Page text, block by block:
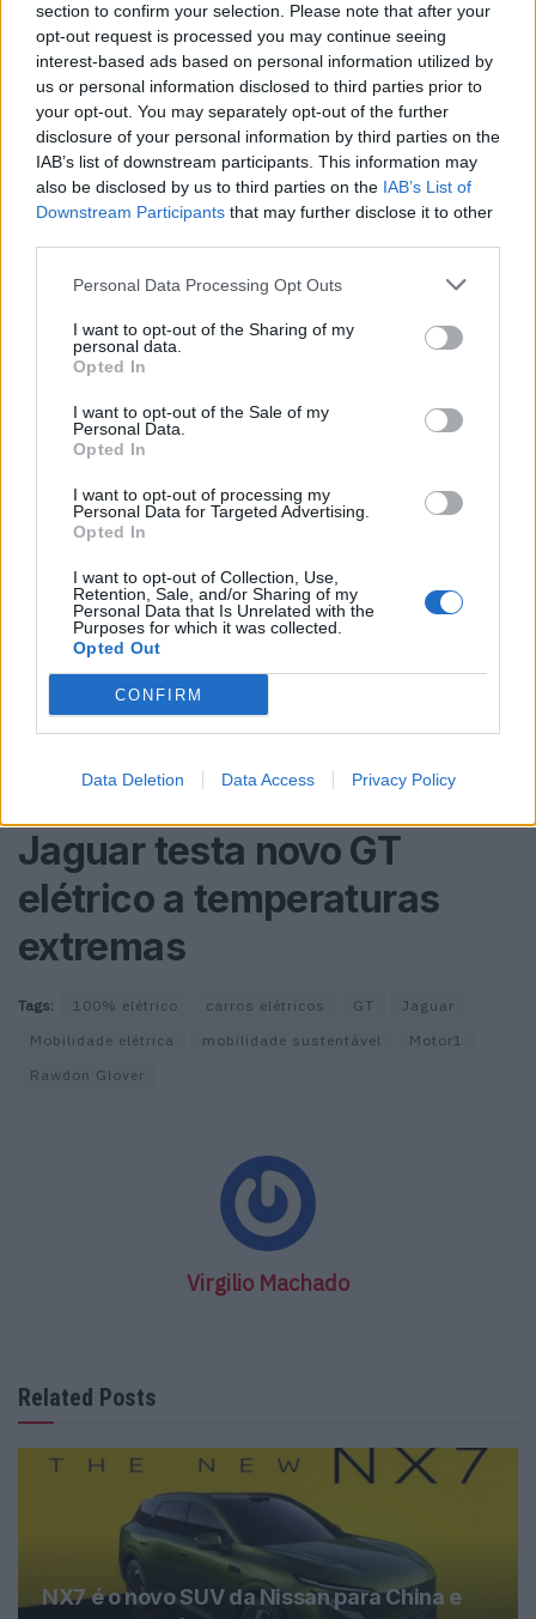
section to confirm your selection. Please note that after your
opt-out request is processed you may continue seeing
interest-based ads based on personal information utilized by
us or personal information disclosed to third parties prior to
your opt-out. You may separately opt-out of the further
disclosure of your personal information by third parties on the
IAB’s list of downstream participants. This information may
also be disclosed by us to third parties on the IAB’s List of
Downstream Participants that may further disclose it to other
Personal Data Processing Opt Outs
I want to opt-out of the Sharing of my
personal data.
Opted In
I want to opt-out of the Sale of my
Personal Data.
Opted In
I want to opt-out of processing my
Personal Data for Targeted Advertising.
Opted In
I want to opt-out of Collection, Use,
Retention, Sale, and/or Sharing of my
Personal Data that Is Unrelated with the
Purposes for which it was collected.
Opted Out
CONFIRM
Data Deletion Data Access Privacy Policy
transmitir a ideia de mudança profunda:“A Jaguar está a
fazer algo verdadeiramente radical”. No entanto, a
comunicação nas redes sociais tornou difícil controlar a
narrativa.
Futuro 100% elétrico, sem híbridos
Glover conclui reafirmando que a Jaguar será totalmente
elétrica, sem qualquer solução híbrida.“Os próximos
modelos deverão oferecer cerca de 700 km de
Outros projetos já estão em desenvolvimento, com a
marca disposta a assumir riscos para seguir o caminho
que definiu” .
Leia também:
Jaguar testa novo GT
elétrico a temperaturas
extremas
Tags: 100% elétrico carros elétricos GT
Jaguar
Mobilidade elétrica
mobilidade sustentável
Motor1
Rawdon Glover
Virgilio Machado
Related Posts
NX7 é o novo SUV da Nissan para China e